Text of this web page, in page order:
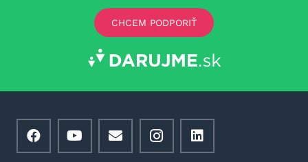
CHCEM PODPORIŤ